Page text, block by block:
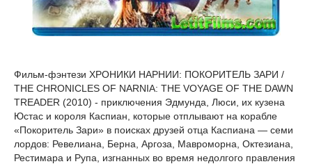
Фильм-фэнтези ХРОНИКИ НАРНИИ: ПОКОРИТЕЛЬ ЗАРИ /
THE CHRONICLES OF NARNIA: THE VOYAGE OF THE DAWN
TREADER (2010) - приключения Эдмунда, Люси, их кузена
Юстас и короля Каспиан, которые отплывают на корабле
«Покоритель Зари» в поисках друзей отца Каспиана — семи
лордов: Ревелиана, Берна, Аргоза, Мавроморна, Октезиана,
Рестимара и Рупа, изгнанных во время недолгого правления